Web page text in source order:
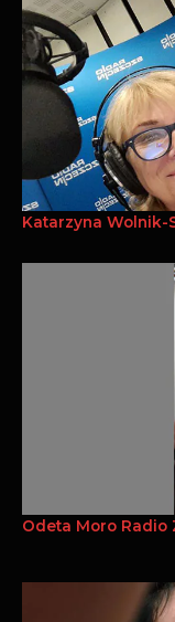
Katarzyna Wolnik-
Odeta Moro Radio